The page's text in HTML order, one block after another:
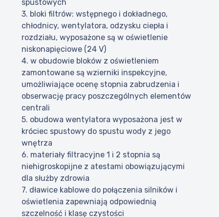
spustowych
3. bloki filtrów: wstępnego i dokładnego,
chłodnicy, wentylatora, odzysku ciepła i
rozdziału, wyposażone są w oświetlenie
niskonapięciowe (24 V)
4. w obudowie bloków z oświetleniem
zamontowane są wzierniki inspekcyjne,
umożliwiające ocenę stopnia zabrudzenia i
obserwację pracy poszczególnych elementów
centrali
5. obudowa wentylatora wyposażona jest w
króciec spustowy do spustu wody z jego
wnętrza
6. materiały filtracyjne 1 i 2 stopnia są
niehigroskopijne z atestami obowiązującymi
dla służby zdrowia
7. dławice kablowe do połączenia silników i
oświetlenia zapewniają odpowiednią
szczelność i klasę czystości